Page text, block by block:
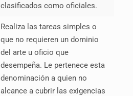
clasificados como oficiales.
Realiza las tareas simples o
que no requieren un dominio
del arte u oficio que
desempeña. Le pertenece esta
denominación a quien no
alcance a cubrir las exigencias